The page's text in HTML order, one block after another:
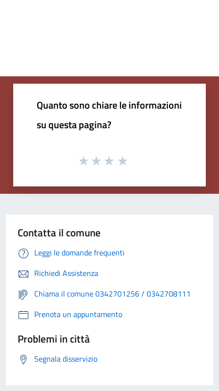
Quanto sono chiare le informazioni
su questa pagina?
Contatta il comune
Leggi le domande frequenti
Richiedi Assistenza
Chiama il comune 0342701256 / 0342708111
Prenota un appuntamento
Problemi in città
Segnala disservizio